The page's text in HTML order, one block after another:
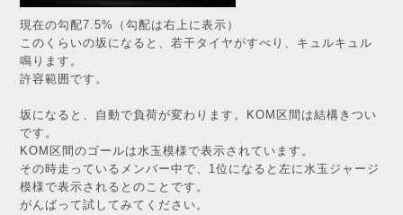
現在の勾配7.5%（勾配は右上に表示）
このくらいの坂になると、若干タイヤがすべり、キュルキュル
鳴ります。
許容範囲です。
坂になると、自動で負荷が変わります。
KOM区間は結構きつい
です。
KOM区間のゴールは水玉模様で表示されています。
その時走っているメンバー中で、1位になると左に水玉ジャージ
模様で表示されるとのことです。
がんばって試してみてください。